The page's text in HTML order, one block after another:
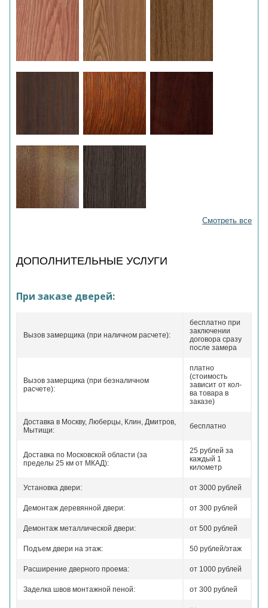
Смотреть все
ДОПОЛНИТЕЛЬНЫЕ УСЛУГИ
При заказе дверей:
Вызов замерщика (при наличном расчете):
бесплатно при
заключении
договора сразу
после замера
Вызов замерщика (при безналичном
расчете):
платно
(стоимость
зависит от кол-
ва товара в
заказе)
Доставка в Москву, Люберцы, Клин, Дмитров,
Мытищи:
бесплатно
Доставка по Московской области (за
пределы 25 км от МКАД):
25 рублей за
каждый 1
километр
Установка двери: от 3000 рублей
Демонтаж деревянной двери: от 300 рублей
Демонтаж металлической двери: от 500 рублей
Подъем двери на этаж: 50 рублей/этаж
Расширение дверного проема: от 1000 рублей
Заделка швов монтажной пеной: от 300 рублей